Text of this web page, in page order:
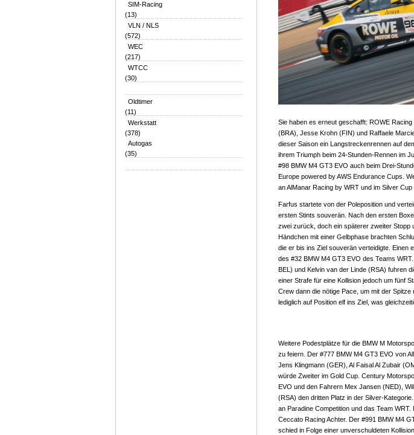
SIM-Racing
(13)
VLN / NLS
(572)
WEC
(217)
WTCC
(30)
Oldtimer
(11)
Werkstatt
(378)
Autogas
(35)
Sie haben es erneut geschafft: ROWE
(BRA), Jesse Krohn (FIN) und Raffaele
dieser Saison ein Langstreckenrennen auf
ihrem Triumph beim 24-Stunden-Rennen im
#98 BMW M4 GT3 EVO auch beim Drei-
Europe powered by AWS Endurance Cups.
an AlManar Racing by WRT und im Silver
Farfus startete von der Poleposition und
ersten Stints souverän. Nach den ersten
zwei zurück, doch ein späterer zweiter Stopp
Händchen mit einer Gelbphase brachten
die er bis ins Ziel souverän verteidigte. Einen
des #32 BMW M4 GT3 EVO des Teams
BEL) und Kelvin van der Linde (RSA) fuhren
einer Strafe für eine Kollision jedoch um fünf
Crew dann die nötige Pace, um mit der
lediglich auf Position elf ins Ziel, was
Weitere Podestplätze für die BMW M
zu feiern. Der #777 BMW M4 GT3 EVO von
Jens Klingmann (GER), Al Faisal Al Zubair
würde Zweiter im Gold Cup. Century
EVO und den Fahrern Mex Jansen (NED),
(RSA) den dritten Platz in der Silver-
an Paradine Competition und das Team
Ceccato Racing Achter. Der #991 BMW M4
schied in Folge einer unverschuldeten Kollision